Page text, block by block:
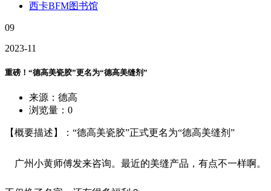
西卡BFM图书馆
09
2023-11
重磅！“德高美瓷胶”更名为“德高美缝剂”
来源：德高
浏览量： 0
【概要描述】：“德高美瓷胶”正式更名为“德高美缝剂”
广州小黄师傅发来咨询。最近的美缝产品，有点不一样啊。